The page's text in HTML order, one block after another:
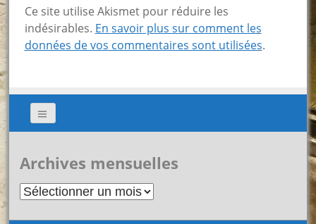
Ce site utilise Akismet pour réduire les
indésirables. En savoir plus sur comment les
données de vos commentaires sont utilisées.
Archives mensuelles
Archives